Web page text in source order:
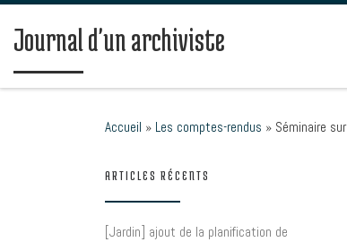
Passer au contenu
Journal d'un archiviste
Accueil » Les comptes-rendus » Séminaire
ARTICLES RÉCENTS
[Jardin] ajout de la planification de